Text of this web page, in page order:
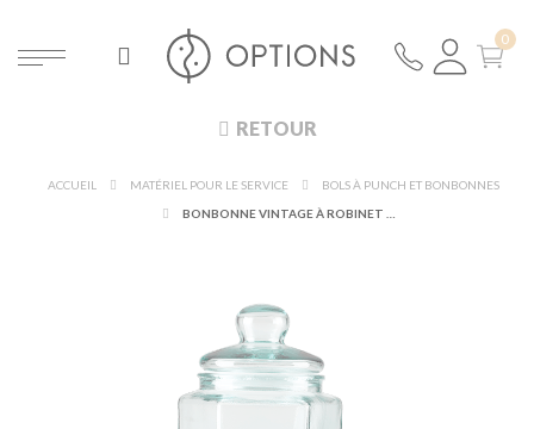
RETOUR
ACCUEIL MATÉRIEL POUR LE SERVICE
BOLS À PUNCH ET BONBONNES